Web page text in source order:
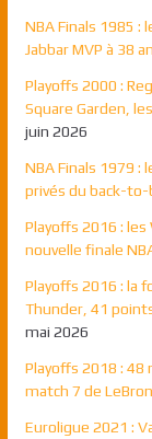
NBA Finals 1985 :
Jabbar MVP à 38
Playoffs 2000 :
Square Garden,
juin 2026
NBA Finals 1979 :
privés du back-to-
Playoffs 2016 :
nouvelle finale
Playoffs 2016 : la
Thunder, 41
mai 2026
Playoffs 2018 :
match 7 de
Euroligue 2021 :